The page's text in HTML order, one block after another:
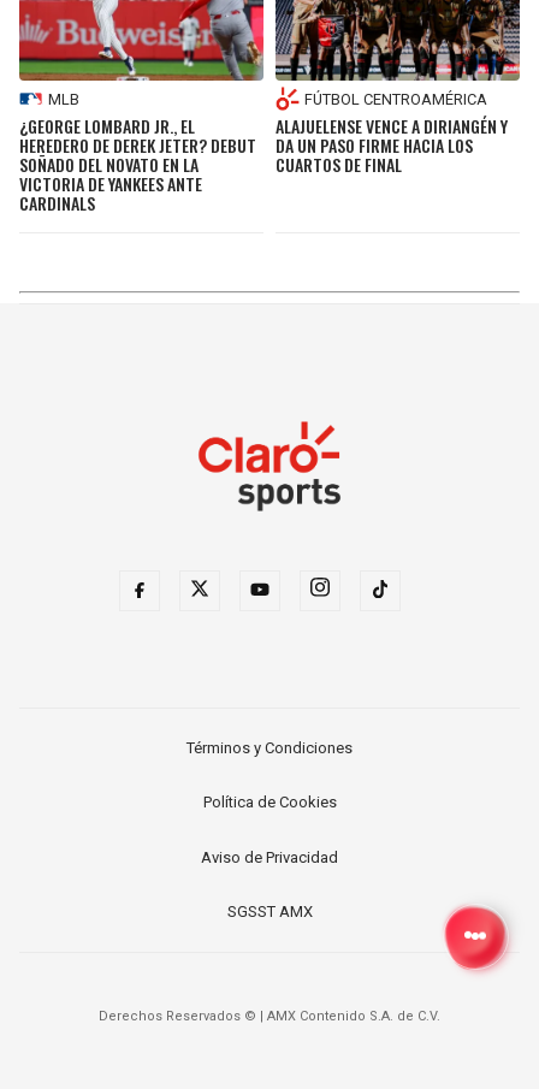
MLB
¿GEORGE LOMBARD JR., EL
HEREDERO DE DEREK JETER? DEBUT
SOÑADO DEL NOVATO EN LA
VICTORIA DE YANKEES ANTE
CARDINALS
FÚTBOL CENTROAMÉRICA
ALAJUELENSE VENCE A DIRIANGÉN Y
DA UN PASO FIRME HACIA LOS
CUARTOS DE FINAL
Términos y Condiciones
Política de Cookies
Aviso de Privacidad
SGSST AMX
Derechos Reservados © | AMX Contenido S.A. de C.V.